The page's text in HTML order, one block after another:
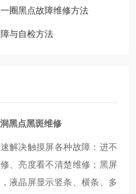
圈黑点故障维修方法
与自检方法
黑点黑斑维修
解决触摸屏各种故障：进不
、亮度看不清楚维修；黑屏
液晶屏显示竖条、横条、多